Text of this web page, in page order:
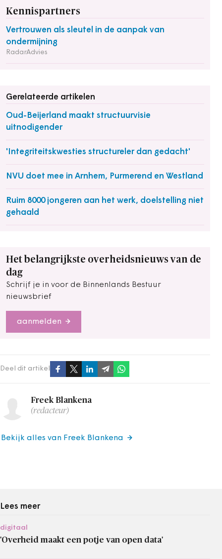
Kennispartners
Vertrouwen als sleutel in de aanpak van
ondermijning
RadarAdvies
Gerelateerde artikelen
Oud-Beijerland maakt structuurvisie
uitnodigender
'Integriteitskwesties structureler dan gedacht'
NVU doet mee in Arnhem, Purmerend en Westland
Ruim 8000 jongeren aan het werk, doelstelling niet
gehaald
Het belangrijkste overheidsnieuws van de
dag
Schrijf je in voor de Binnenlands Bestuur
nieuwsbrief
aanmelden
Deel dit artikel
Freek Blankena
(redacteur)
Bekijk alles van Freek Blankena
Lees meer
digitaal
'Overheid maakt een potje van open data'